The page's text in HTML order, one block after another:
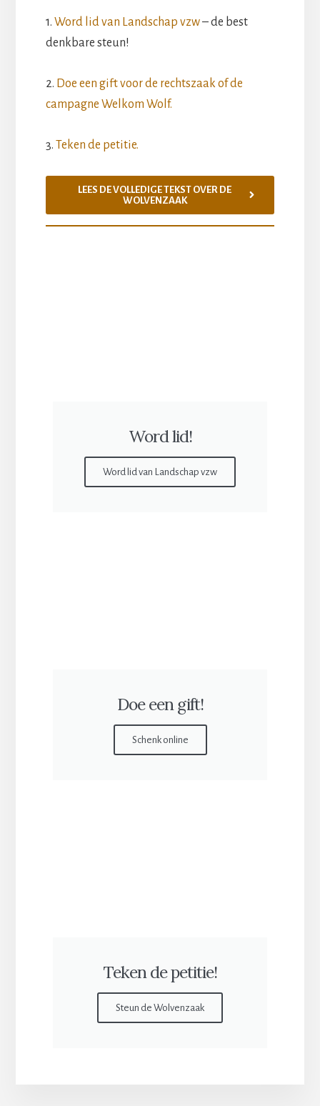
1. Word lid van Landschap vzw– de best
denkbare steun!
2. Doe een gift voor de rechtszaak of de
campagne Welkom Wolf.
3. Teken de petitie.
LEES DE VOLLEDIGE TEKST OVER DE
WOLVENZAAK
Word lid!
Word lid van Landschap vzw
Doe een gift!
Schenk online
Teken de petitie!
Steun de Wolvenzaak